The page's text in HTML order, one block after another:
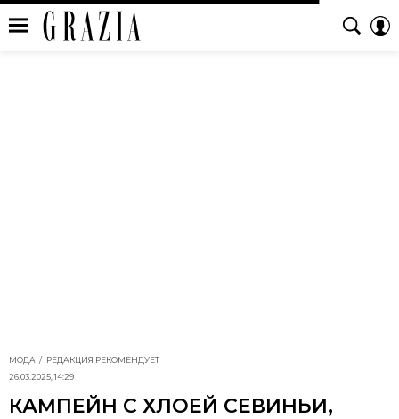
МОДА
РЕДАКЦИЯ РЕКОМЕНДУЕТ
26.03.2025, 14:29
КАМПЕЙН С ХЛОЕЙ СЕВИНЬИ,